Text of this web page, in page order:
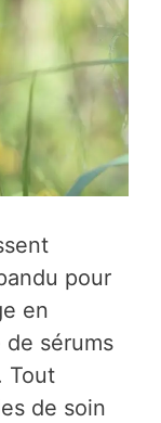
pour
en
de sérums
Tout
de soin